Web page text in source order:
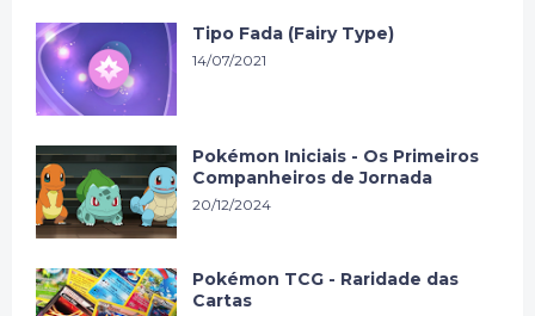
Tipo Fada (Fairy Type)
14/07/2021
Pokémon Iniciais - Os Primeiros
Companheiros de Jornada
20/12/2024
Pokémon TCG - Raridade das
Cartas